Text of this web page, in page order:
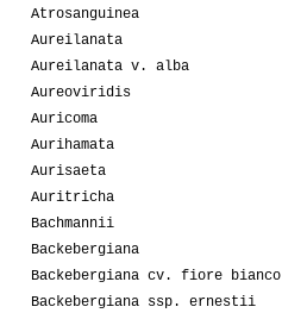
Atrosanguinea
Aureilanata
Aureilanata v. alba
Aureoviridis
Auricoma
Aurihamata
Aurisaeta
Auritricha
Bachmannii
Backebergiana
Backebergiana cv. fiore bianco
Backebergiana ssp. ernestii